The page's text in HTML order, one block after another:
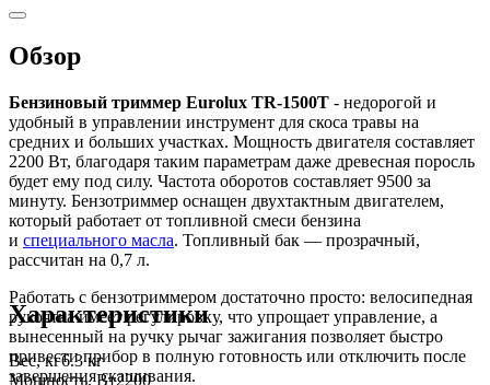
Обзор
Бензиновый триммер Eurolux TR-1500T - недорогой и
удобный в управлении инструмент для скоса травы на
средних и больших участках. Мощность двигателя составляет
2200 Вт, благодаря таким параметрам даже древесная поросль
будет ему под силу. Частота оборотов составляет 9500 за
минуту. Бензотриммер оснащен двухтактным двигателем,
который работает от топливной смеси бензина
и специального масла. Топливный бак — прозрачный,
рассчитан на 0,7 л.
Работать с бензотриммером достаточно просто: велосипедная
рукоятка имеет регулировку, что упрощает управление, а
вынесенный на ручку рычаг зажигания позволяет быстро
привести прибор в полную готовность или отключить после
завершения скашивания.
Характеристики
Вес, кг6.3 кг
Мощность, Вт2200